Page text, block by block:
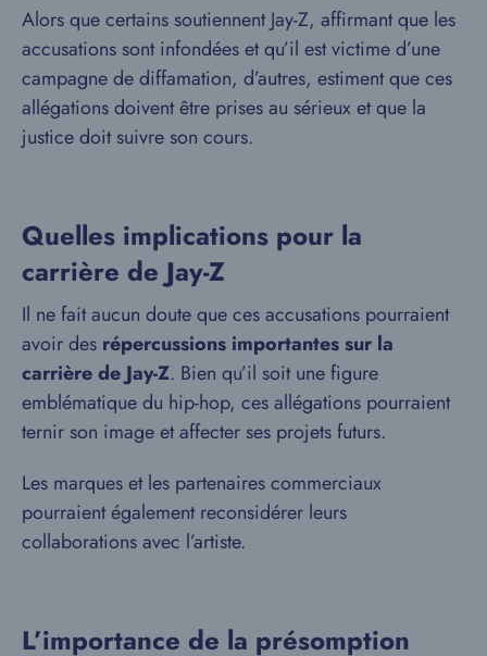
Alors que certains soutiennent Jay-Z, affirmant que les
accusations sont infondées et qu’il est victime d’une
campagne de diffamation, d’autres, estiment que ces
allégations doivent être prises au sérieux et que la
justice doit suivre son cours.
Quelles implications pour la
carrière de Jay-Z
Il ne fait aucun doute que ces accusations pourraient
avoir des répercussions importantes sur la
carrière de Jay-Z. Bien qu’il soit une figure
emblématique du hip-hop, ces allégations pourraient
ternir son image et affecter ses projets futurs.
Les marques et les partenaires commerciaux
pourraient également reconsidérer leurs
collaborations avec l’artiste.
L’importance de la présomption